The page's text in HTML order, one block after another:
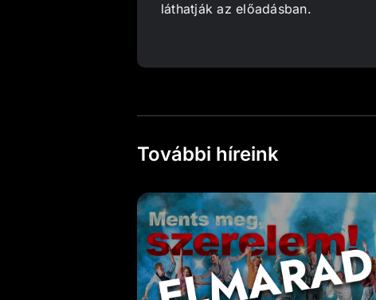
láthatják az előadásban.
További híreink